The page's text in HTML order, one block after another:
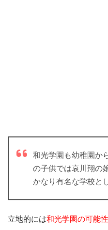
和光学園も幼稚園か
の子供では哀川翔の
かなり有名な学校と
立地的には和光学園の可能